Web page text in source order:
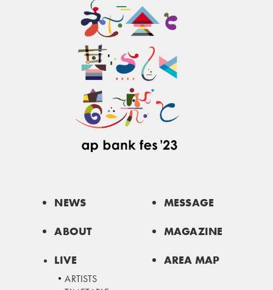
NEWS MESSAGE
ABOUT MAGAZINE
LIVE
ARTISTS
AREA MAP